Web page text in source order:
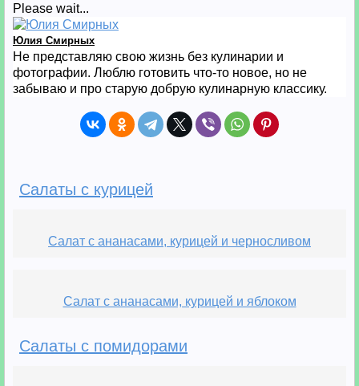
Please wait...
Юлия Смирных
Не представляю свою жизнь без кулинарии и
фотографии. Люблю готовить что-то новое, но не
забываю и про старую добрую кулинарную классику.
Салаты с курицей
Салат с ананасами, курицей и черносливом
Салат с ананасами, курицей и яблоком
Салаты с помидорами